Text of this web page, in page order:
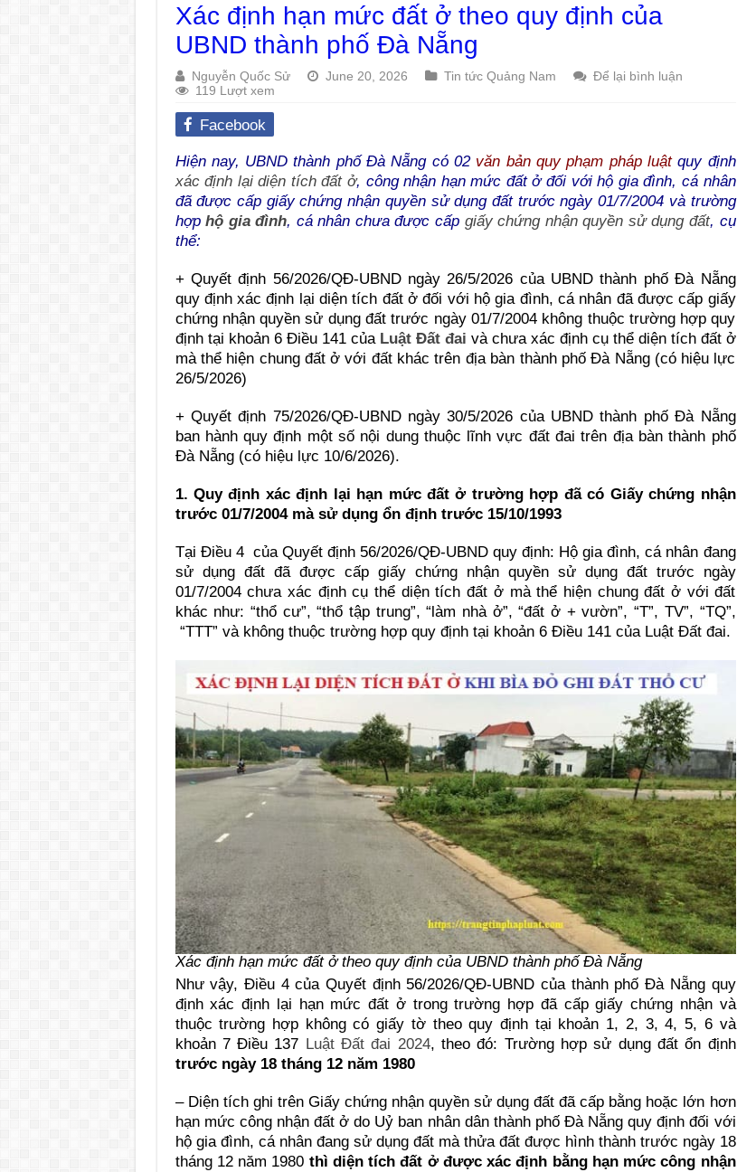
Xác định hạn mức đất ở theo quy định của
UBND thành phố Đà Nẵng
Nguyễn Quốc Sử June 20, 2026 Tin tức Quảng Nam
Để lại bình luận
119 Lượt xem
Facebook
Hiện nay, UBND thành phố Đà Nẵng có 02 văn bản quy phạm pháp luậtquy định
xác định lại diện tích đất ở, công nhận hạn mức đất ở đối với hộ gia đình, cá nhân
đã được cấp giấy chứng nhận quyền sử dụng đất trước ngày 01/7/2004 và trường
hợphộ gia đình, cá nhân chưa được cấp giấy chứng nhận quyền sử dụng đất, cụ
thể:
+ Quyết định 56/2026/QĐ-UBND ngày 26/5/2026 của UBND thành phố Đà Nẵng
quy định xác định lại diện tích đất ở đối với hộ gia đình, cá nhân đã được cấp giấy
chứng nhận quyền sử dụng đất trước ngày 01/7/2004 không thuộc trường hợp quy
định tại khoản 6 Điều 141 của Luật Đất đai và chưa xác định cụ thể diện tích đất ở
mà thể hiện chung đất ở với đất khác trên địa bàn thành phố Đà Nẵng (có hiệu lực
26/5/2026)
+ Quyết định 75/2026/QĐ-UBND ngày 30/5/2026 của UBND thành phố Đà Nẵng
ban hành quy định một số nội dung thuộc lĩnh vực đất đai trên địa bàn thành phố
Đà Nẵng (có hiệu lực 10/6/2026).
1. Quy định xác định lại hạn mức đất ở trường hợp đã có Giấy chứng nhận
trước 01/7/2004 mà sử dụng ổn định trước 15/10/1993
Tại Điều 4 của Quyết định 56/2026/QĐ-UBND quy định: Hộ gia đình, cá nhân đang
sử dụng đất đã được cấp giấy chứng nhận quyền sử dụng đất trước ngày
01/7/2004 chưa xác định cụ thể diện tích đất ở mà thể hiện chung đất ở với đất
khác như: “thổ cư”, “thổ tập trung”, “làm nhà ở”, “đất ở + vườn”, “T”, TV”, “TQ”,
“TTT” và không thuộc trường hợp quy định tại khoản 6 Điều 141 của Luật Đất đai.
Xác định hạn mức đất ở theo quy định của UBND thành phố Đà Nẵng
Như vậy, Điều 4 của Quyết định 56/2026/QĐ-UBND của thành phố Đà Nẵng quy
định xác định lại hạn mức đất ở trong trường hợp đã cấp giấy chứng nhận và
thuộc trường hợp không có giấy tờ theo quy định tại khoản 1, 2, 3, 4, 5, 6 và
khoản 7 Điều 137 Luật Đất đai 2024, theo đó: Trường hợp sử dụng đất ổn định
trước ngày 18 tháng 12 năm 1980
– Diện tích ghi trên Giấy chứng nhận quyền sử dụng đất đã cấp bằng hoặc lớn hơn
hạn mức công nhận đất ở do Uỷ ban nhân dân thành phố Đà Nẵng quy định đối với
hộ gia đình, cá nhân đang sử dụng đất mà thửa đất được hình thành trước ngày 18
tháng 12 năm 1980 thì diện tích đất ở được xác định bằng hạn mức công nhận